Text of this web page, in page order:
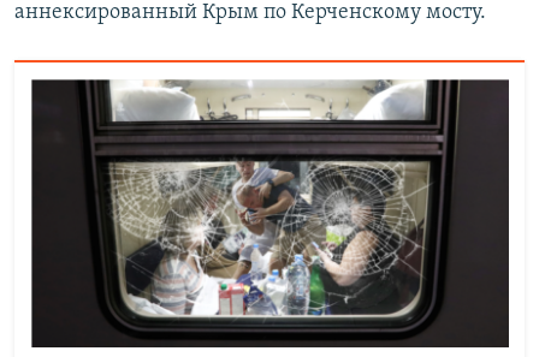
аннексированный Крым по Керченскому мосту.​